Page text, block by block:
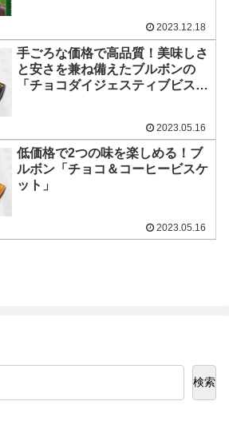
2023.12.18
手ごろな価格で高品質！美味しさ
と安さを兼ね備えたブルボンの
「チョコダイジェスティブビスケ
2023.05.16
低価格で2つの味を楽しめる！ブ
ルボン「チョコ＆コーヒービスケ
ット」
2023.05.16
検索